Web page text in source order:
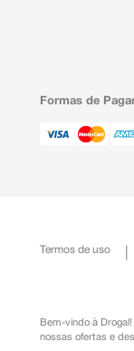
Formas de
Termos de uso
Bem-vindo à
nossas ofertas e